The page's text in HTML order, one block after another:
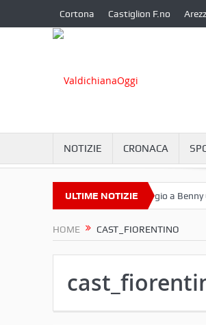
Cortona Castiglion F.no
NOTIZIE CRONACA
ULTIME NOTIZIE
a Camucia? Omaggio a Benny
HOME CAST_FIORENTINO